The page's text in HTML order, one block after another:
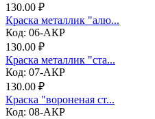
130.00 ₽
Краска металлик "алю...
Код: 06-АКР
130.00 ₽
Краска металлик "ста...
Код: 07-АКР
130.00 ₽
Краска "вороненая ст...
Код: 08-АКР